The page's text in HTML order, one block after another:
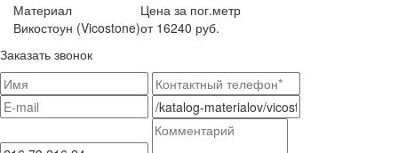
Материал
Цена за пог.метр
Викостоун (Vicostone)от 16240 руб.
Заказать звонок